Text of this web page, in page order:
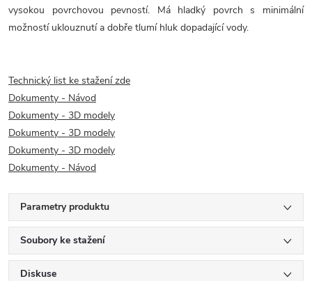
vysokou povrchovou pevností. Má hladký povrch s minimální
možností uklouznutí a dobře tlumí hluk dopadající vody.
Technický list ke stažení zde
Dokumenty - Návod
Dokumenty - 3D modely
Dokumenty - 3D modely
Dokumenty - 3D modely
Dokumenty - Návod
Parametry produktu
Soubory ke stažení
Diskuse